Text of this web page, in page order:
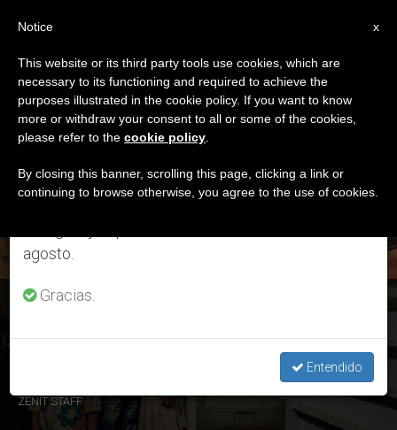
DÍA
Julio 13th, 2017
ÚLTIMAS NOTICIAS
Siria y Venezuela: la Iglesia italiana dona 1,5 millones de
ZENIT STAFF
×
Aviso importante
Del 27 de julio al 7 de agosto haremos la pausa
anual, aprovechando que en el periodo de verano
se generan menos informaciones y también el
agosto.
Gracias.
Entendido
x
Notice
This website or its third party tools use cookies, which are
necessary to its functioning and required to achieve the
purposes illustrated in the cookie policy. If you want to know
more or withdraw your consent to all or some of the cookies,
please refer to the cookie policy
By closing this banner, scrolling this page, clicking a link or
continuing to browse otherwise, you agree to the use of cookies.